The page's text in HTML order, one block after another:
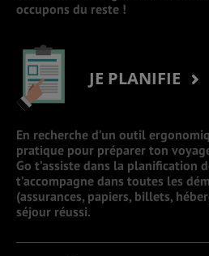
occupons du reste !
JE PLANIFIE
En recherche d’un outil
pratique pour préparer ton
Go t’assiste dans la planification
t’accompagne dans toutes les
(assurances, papiers, billets,
séjour réussi.